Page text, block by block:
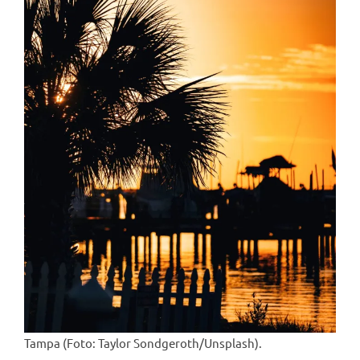
Tampa (Foto: Taylor Sondgeroth/Unsplash).